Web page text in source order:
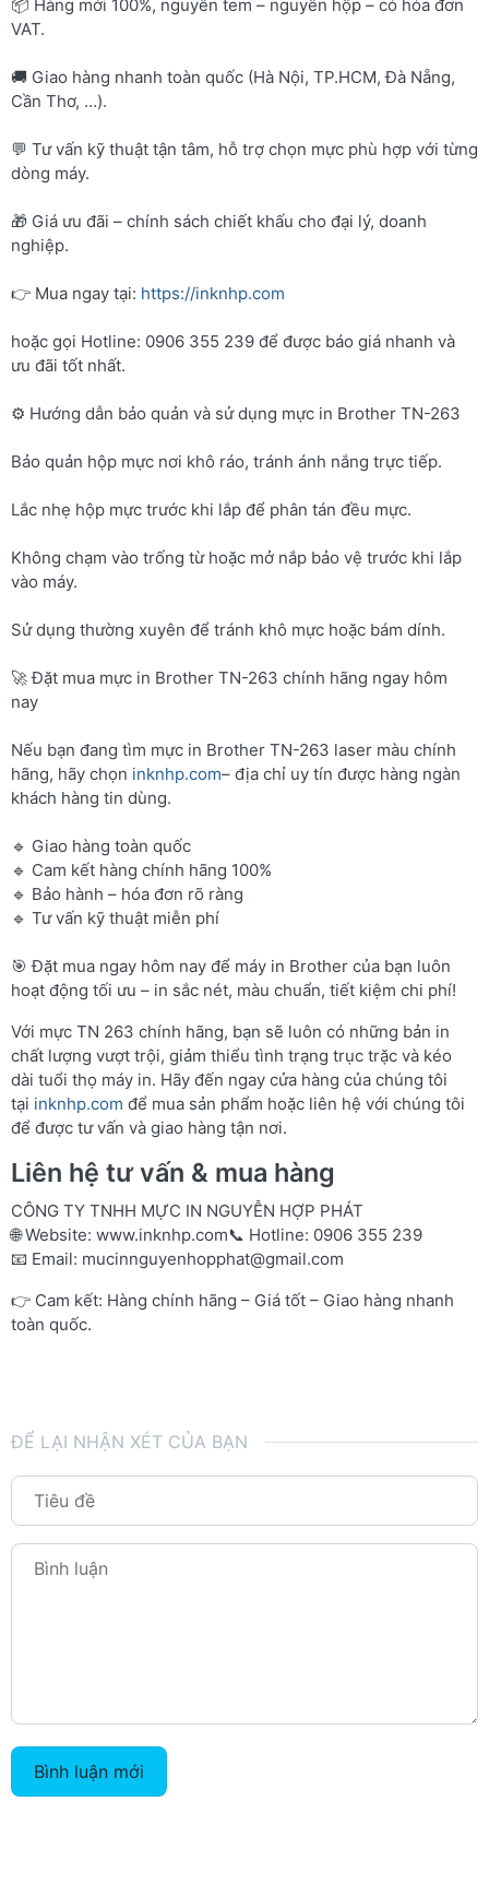
📦 Hàng mới 100%, nguyên tem – nguyên hộp – có hóa đơn
VAT.
🚚 Giao hàng nhanh toàn quốc (Hà Nội, TP.HCM, Đà Nẵng,
Cần Thơ, …).
💬 Tư vấn kỹ thuật tận tâm, hỗ trợ chọn mực phù hợp với từng
dòng máy.
🎁 Giá ưu đãi – chính sách chiết khấu cho đại lý, doanh
nghiệp.
👉 Mua ngay tại: https://inknhp.com
hoặc gọi Hotline: 0906 355 239 để được báo giá nhanh và
ưu đãi tốt nhất.
⚙️ Hướng dẫn bảo quản và sử dụng mực in Brother TN-263
Bảo quản hộp mực nơi khô ráo, tránh ánh nắng trực tiếp.
Lắc nhẹ hộp mực trước khi lắp để phân tán đều mực.
Không chạm vào trống từ hoặc mở nắp bảo vệ trước khi lắp
vào máy.
Sử dụng thường xuyên để tránh khô mực hoặc bám dính.
🚀 Đặt mua mực in Brother TN-263 chính hãng ngay hôm
nay
Nếu bạn đang tìm mực in Brother TN-263 laser màu chính
hãng, hãy chọn inknhp.com– địa chỉ uy tín được hàng ngàn
khách hàng tin dùng.
🔹 Giao hàng toàn quốc
🔹 Cam kết hàng chính hãng 100%
🔹 Bảo hành – hóa đơn rõ ràng
🔹 Tư vấn kỹ thuật miễn phí
🎯 Đặt mua ngay hôm nay để máy in Brother của bạn luôn
hoạt động tối ưu – in sắc nét, màu chuẩn, tiết kiệm chi phí!
Với mực TN 263 chính hãng, bạn sẽ luôn có những bản in
chất lượng vượt trội, giảm thiểu tình trạng trục trặc và kéo
dài tuổi thọ máy in. Hãy đến ngay cửa hàng của chúng tôi
tại inknhp.com để mua sản phẩm hoặc liên hệ với chúng tôi
để được tư vấn và giao hàng tận nơi.
Liên hệ tư vấn & mua hàng
CÔNG TY TNHH MỰC IN NGUYỄN HỢP PHÁT
🌐 Website: www.inknhp.com📞 Hotline: 0906 355 239
📧 Email: mucinnguyenhopphat@gmail.com
👉 Cam kết: Hàng chính hãng – Giá tốt – Giao hàng nhanh
toàn quốc.
ĐỂ LẠI NHẬN XÉT CỦA BẠN
Bình luận mới